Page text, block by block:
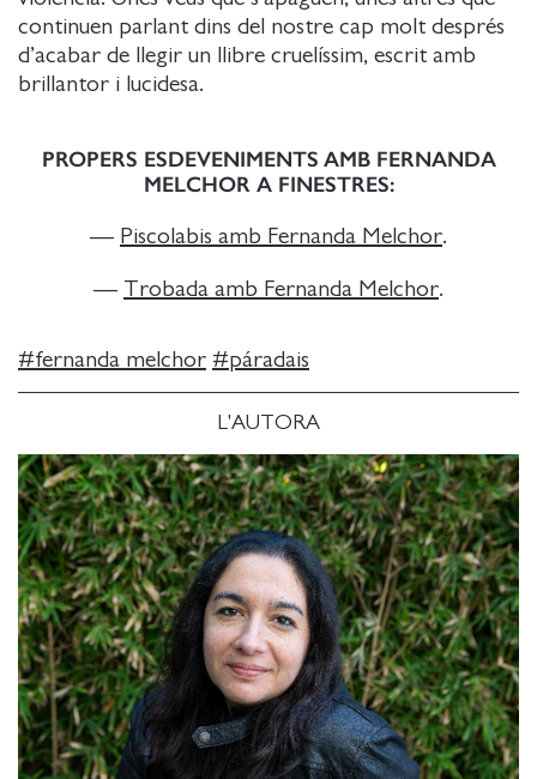
continuen parlant dins del nostre cap molt després
d’acabar de llegir un llibre cruelíssim, escrit amb
brillantor i lucidesa.
PROPERS ESDEVENIMENTS AMB FERNANDA
MELCHOR A FINESTRES:
— Piscolabis amb Fernanda Melchor.
— Trobada amb Fernanda Melchor.
#fernanda melchor #páradais
L'AUTORA